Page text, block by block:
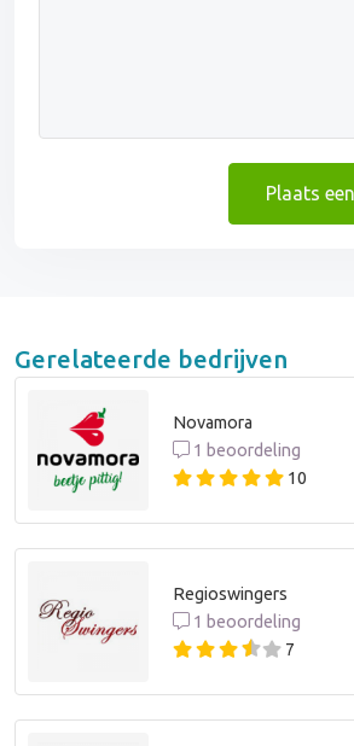
Plaats
Gerelateerde bedrijven
Novamora
1 beoordeling
10
Regioswingers
1 beoordeling
7